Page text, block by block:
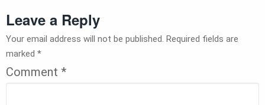
Leave a Reply
Your email address will not be published. Required fields are
marked *
Comment *